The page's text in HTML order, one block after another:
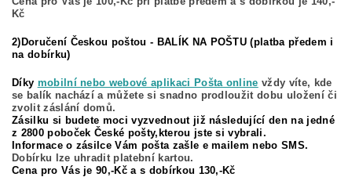
Kč
2)Doručení Českou poštou - BALÍK NA POŠTU (platba předem i
na dobírku)
Díky mobilní nebo webové aplikaci Pošta online vždy víte, kde
se balík nachází a můžete si snadno prodloužit dobu uložení či
zvolit záslání domů.
Zásilku si budete moci vyzvednout již následující den na jedné
z 2800 poboček České pošty,kterou jste si vybrali.
Informace o zásilce Vám pošta zašle e mailem nebo SMS.
Dobírku lze uhradit platební kartou.
Cena pro Vás je 90,-Kč a s dobírkou 130,-Kč